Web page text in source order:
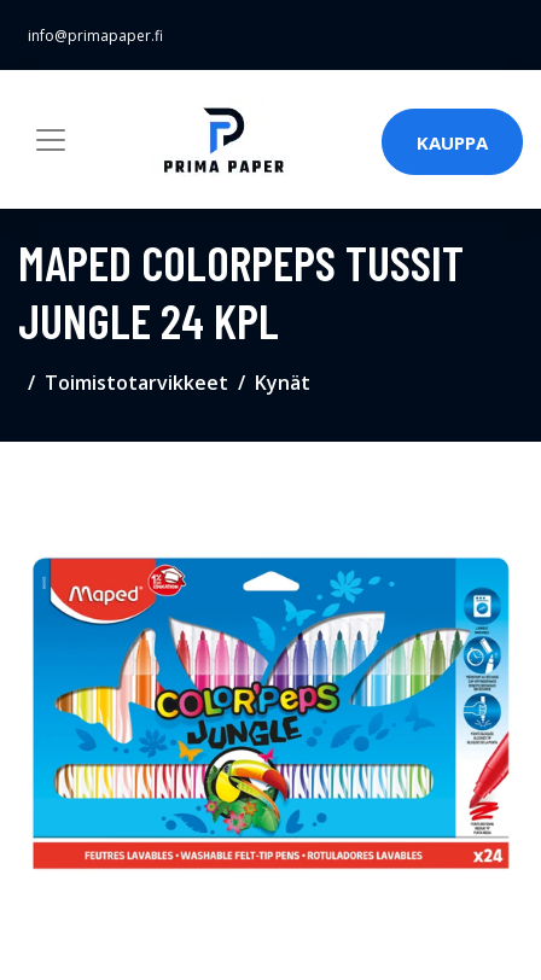
info@primapaper.fi
KAUPPA
MAPED COLORPEPS TUSSIT
JUNGLE 24 KPL
Toimistotarvikkeet Kynät